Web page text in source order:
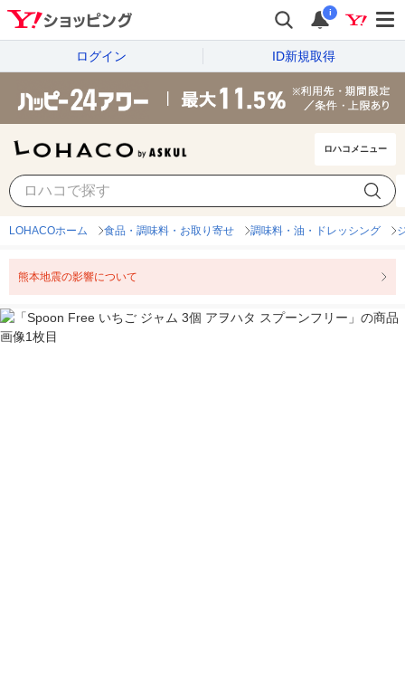
i
ログイン ID新規取得
ロハコメニュー
LOHACOホーム 食品・調味料・お取り寄せ 調味料・油・ドレッシング
熊本地震の影響について